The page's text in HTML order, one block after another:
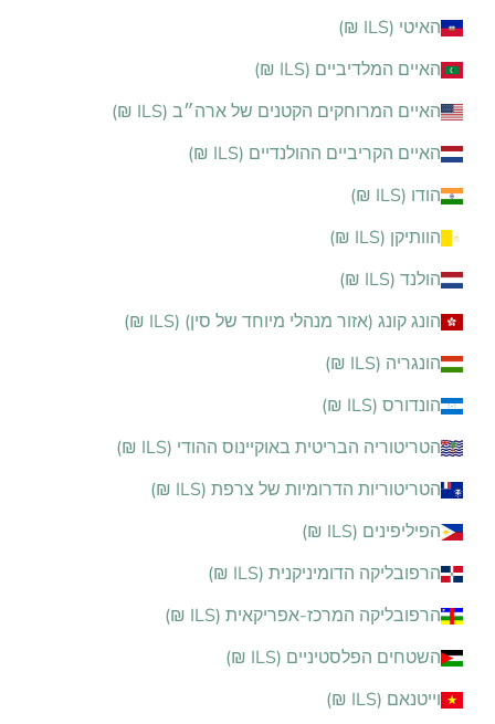
האיטי (ILS ₪)
האיים המלדיביים (ILS ₪)
האיים המרוחקים הקטנים של ארה״ב (ILS ₪)
האיים הקריביים ההולנדיים (ILS ₪)
הודו (ILS ₪)
הוותיקן (ILS ₪)
הולנד (ILS ₪)
הונג קונג (אזור מנהלי מיוחד של סין) (ILS ₪)
הונגריה (ILS ₪)
הונדורס (ILS ₪)
הטריטוריה הבריטית באוקיינוס ההודי (ILS ₪)
הטריטוריות הדרומיות של צרפת (ILS ₪)
הפיליפינים (ILS ₪)
הרפובליקה הדומיניקנית (ILS ₪)
הרפובליקה המרכז-אפריקאית (ILS ₪)
השטחים הפלסטיניים (ILS ₪)
וייטנאם (ILS ₪)